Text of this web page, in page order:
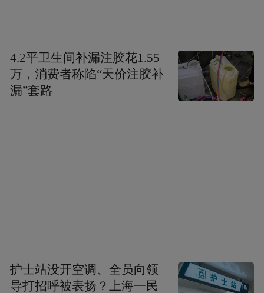
4.2平卫生间补漏注胶花1.55
万，消费者称陷“天价注胶补
漏”套路
护士站没开空调、全员向领
导打招呼被表扬？上海一民